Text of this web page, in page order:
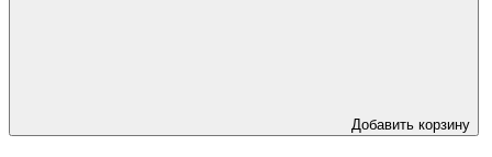
Добавить корзину